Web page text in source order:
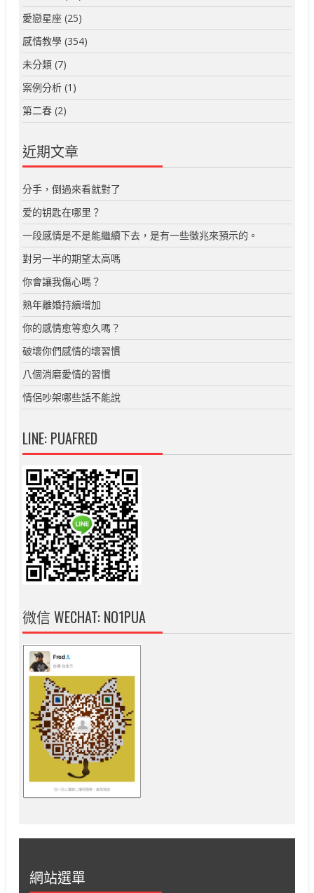
愛戀星座 (25)
感情教學 (354)
未分類 (7)
案例分析 (1)
第二春 (2)
近期文章
分手，倒過來看就對了
爱的钥匙在哪里？
一段感情是不是能繼續下去，是有一些徵兆來預示的。
對另一半的期望太高嗎
你會讓我傷心嗎？
熟年離婚持續增加
你的感情愈等愈久嗎？
破壞你們感情的壞習慣
八個消磨愛情的習慣
情侶吵架哪些話不能說
LINE: PUAFRED
微信 WECHAT: NO1PUA
網站選單